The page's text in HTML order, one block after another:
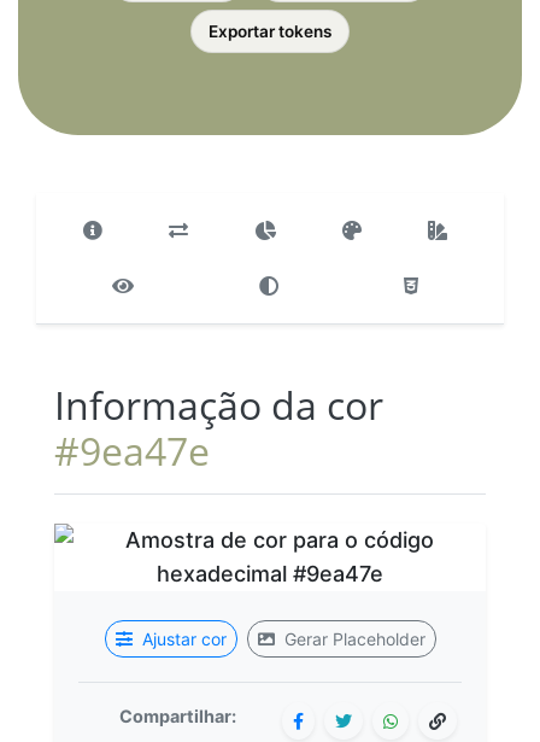
Exportar tokens
Informação da cor
#9ea47e
Ajustar cor Gerar Placeholder
Compartilhar: